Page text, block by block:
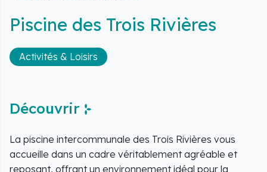
Piscine des Trois Rivières
Activités & Loisirs
Découvrir
La piscine intercommunale des Trois Rivières vous
accueille dans un cadre véritablement agréable et
reposant, offrant un environnement idéal pour la